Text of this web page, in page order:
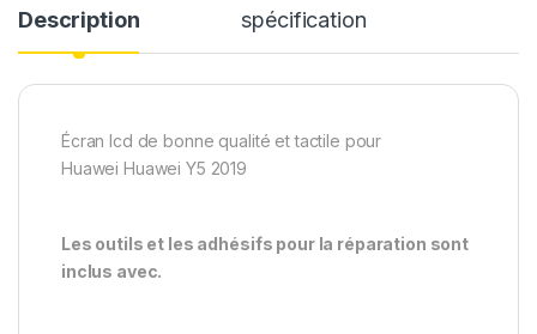
Description spécification
Écran lcd de bonne qualité et tactile pour
Huawei Huawei Y5 2019
Les outils et les adhésifs pour la réparation sont
inclus avec.